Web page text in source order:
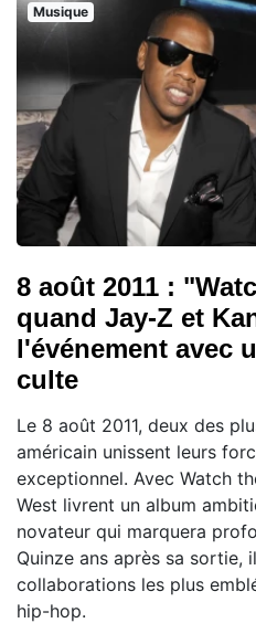
Musique
8 août 2011 :
quand Jay-Z et
l'événement avec
culte
Le 8 août 2011, deux des
américain unissent leurs
exceptionnel. Avec Watch
West livrent un album
novateur qui marquera
Quinze ans après sa sortie,
collaborations les plus
hip-hop.